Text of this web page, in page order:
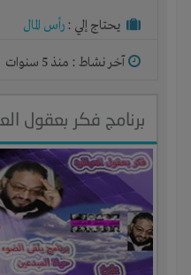
يحتاج إلي : رأس المال
آخر نشاط : منذ 5 سنوات
برنامج فكر بعقول